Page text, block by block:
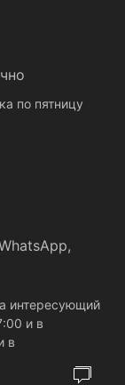
по пятницу
интересующий
и в
в